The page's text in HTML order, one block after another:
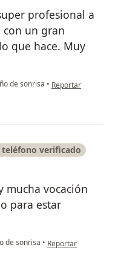
profesional a
con un gran
que hace. Muy
de sonrisa • en opinión del
Reportar
verificado
mucha vocación
para estar
de sonrisa • en opinión del
Reportar